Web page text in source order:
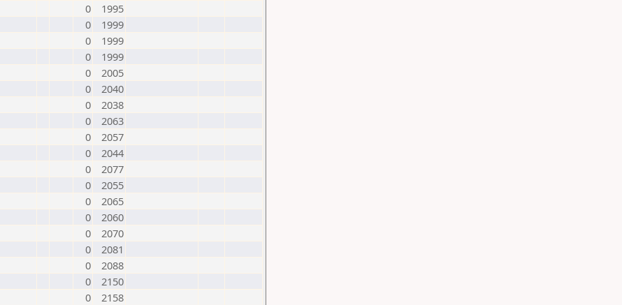
0
1995
0
1999
0
1999
0
1999
0
2005
0
2040
0
2038
0
2063
0
2057
0
2044
0
2077
0
2055
0
2065
0
2060
0
2070
0
2081
0
2088
0
2150
0
2158